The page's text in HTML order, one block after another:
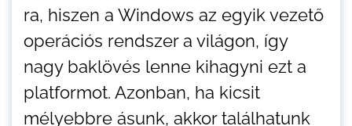
ra, hiszen a Windows az egyik vezető
operációs rendszer a világon, így
nagy baklövés lenne kihagyni ezt a
platformot. Azonban, ha kicsit
mélyebbre ásunk, akkor találhatunk